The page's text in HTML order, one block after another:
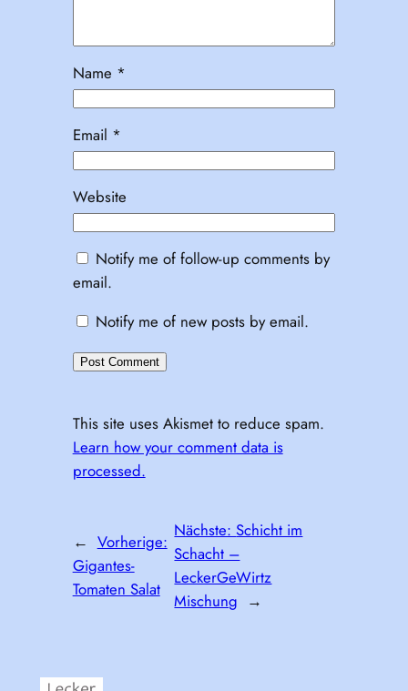
Name *
Email *
Website
Notify me of follow-up comments by
email.
Notify me of new posts by email.
This site uses Akismet to reduce spam.
Learn how your comment data is
processed.
← Vorherige:
Gigantes-
Tomaten Salat
Nächste:Schicht im
Schacht –
LeckerGeWirtz
Mischung →